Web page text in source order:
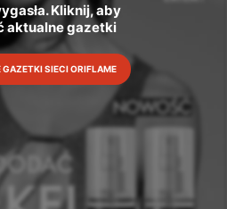
Kliknij, aby
aktualne gazetki
SIECI ORIFLAME